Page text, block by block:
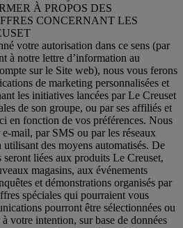
À PROPOS DES
CONCERNANT LES
votre autorisation dans ce sens (par
à notre lettre d’information au
sur le Site web), nous vous ferons
de marketing personnalisées et
les initiatives lancées par Le Creuset
de son groupe, ou par ses affiliés et
en fonction de vos préférences. Nous
mail, par SMS ou par les réseaux
utilisant des moyens automatisés. De
liées aux produits Le Creuset,
magasins, aux événements
et démonstrations organisés par
spéciales qui pourraient vous
pourront être sélectionnées ou
votre intention, sur base de données